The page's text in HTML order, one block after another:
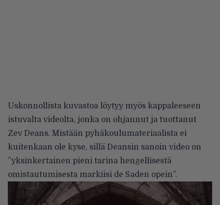
Uskonnollista kuvastoa löytyy myös kappaleeseen
istuvalta videolta, jonka on ohjannut ja tuottanut
Zev Deans. Mistään pyhäkoulumateriaalista ei
kuitenkaan ole kyse, sillä Deansin sanoin video on
”yksinkertainen pieni tarina hengellisestä
omistautumisesta markiisi de Saden opein”.